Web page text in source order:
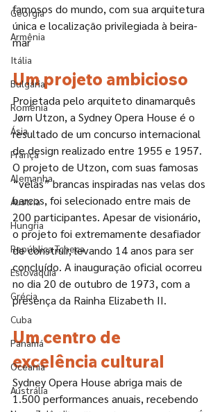
Geórgia
Armênia
Itália
Bulgária
Romênia
Ásia
França
Alemanha
Áustria
Hungria
República Tcheca
Eslováquia
Grécia
Cuba
Panamá
Oceania
Austrália
famosos do mundo, com sua arquitetura
única e localização privilegiada à beira-
mar
Um projeto ambicioso
Projetada pelo arquiteto dinamarquês
Jørn Utzon, a Sydney Opera House é o
resultado de um concurso internacional
de design realizado entre 1955 e 1957.
O projeto de Utzon, com suas famosas
“velas” brancas inspiradas nas velas dos
barcos, foi selecionado entre mais de
200 participantes. Apesar de visionário,
o projeto foi extremamente desafiador
de construir, levando 14 anos para ser
concluído. A inauguração oficial ocorreu
no dia 20 de outubro de 1973, com a
presença da Rainha Elizabeth II.
Um centro de
excelência cultural
Sydney Opera House abriga mais de
1.500 performances anuais, recebendo